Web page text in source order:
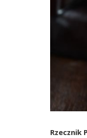
Rzecznik